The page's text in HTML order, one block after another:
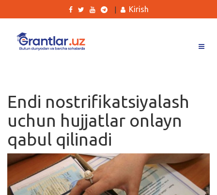
Ishlar
Kurslar
Blog
Yana
Kirish
Endi nostrifikatsiyalash
uchun hujjatlar onlayn
qabul qilinadi